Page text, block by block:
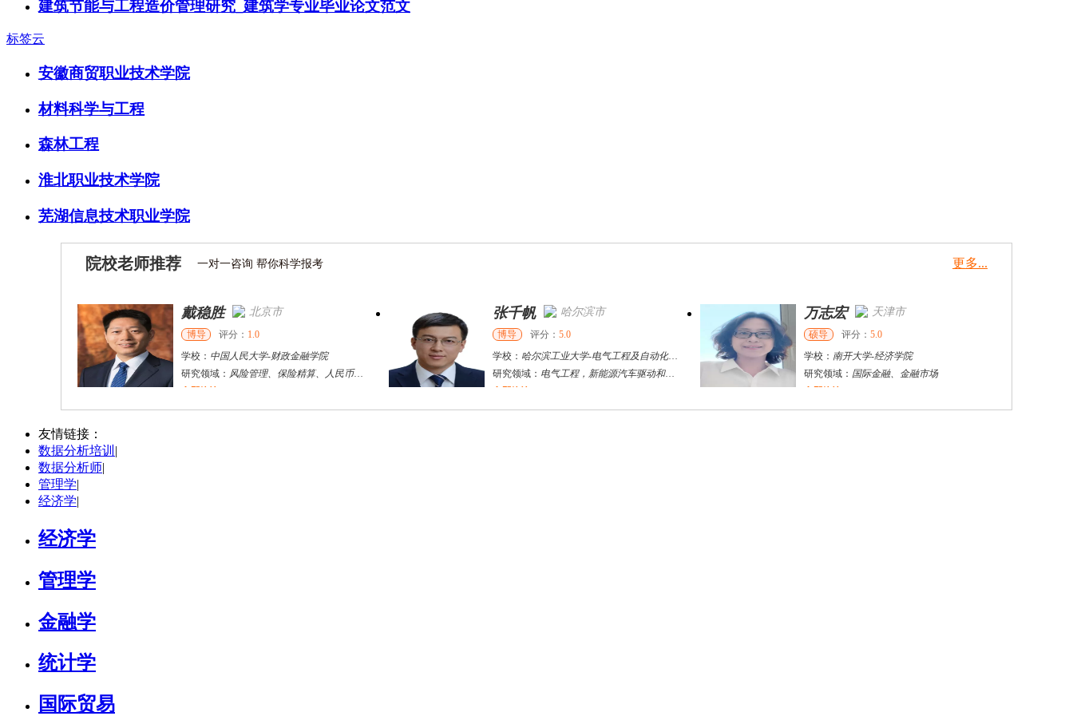
建筑节能与工程造价管理研究_建筑学专业毕业论文范文
标签云
安徽商贸职业技术学院
材料科学与工程
森林工程
淮北职业技术学院
芜湖信息技术职业学院
院校老师推荐 一对一咨询 帮你科学报考 更多...
戴稳胜 北京市
博导 评分： 1.0
学校： 中国人民大学-财政金融学院
研究领域： 风险管理、保险精算、人民币国际化
立即咨询
张千帆 哈尔滨市
博导 评分： 5.0
学校： 哈尔滨工业大学-电气工程及自动化学院
研究领域： 电气工程，新能源汽车驱动和充电
立即咨询
万志宏 天津市
硕导 评分： 5.0
学校： 南开大学-经济学院
研究领域： 国际金融、金融市场
立即咨询
陈传红 武汉市 何斌锋 苏州市 杜** 黄浦区
友情链接：
数据分析培训 |
数据分析师|
管理学|
经济学|
经济学
管理学
金融学
统计学
国际贸易